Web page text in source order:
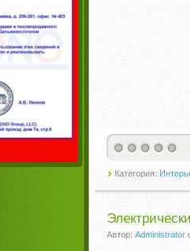
Категория:
Автор: Administrator